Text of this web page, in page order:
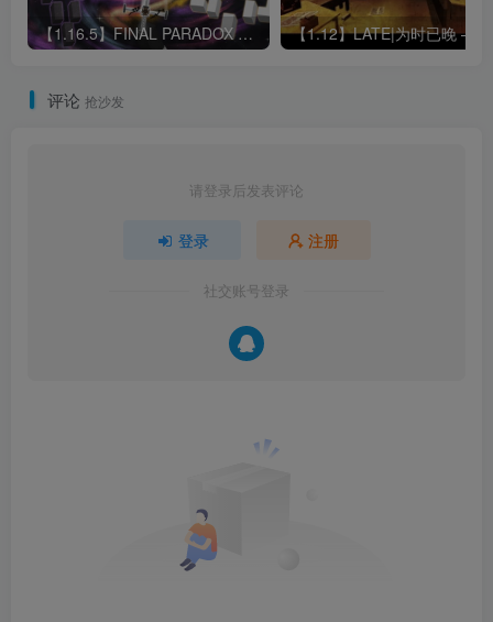
【1.16.5】FINAL PARADOX 最终悖论!
评论 抢沙发
请登录后发表评论
登录 注册
社交账号登录